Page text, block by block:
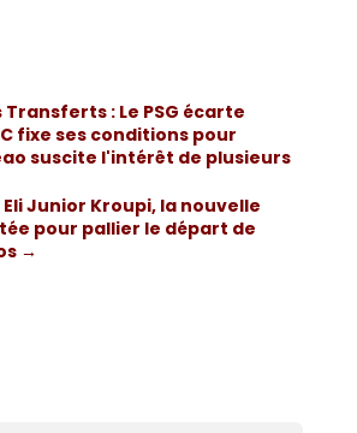
: Le PSG écarte
fixe ses conditions pour
suscite l'intérêt de plusieurs
Eli Junior Kroupi, la nouvelle
pour pallier le départ de
→